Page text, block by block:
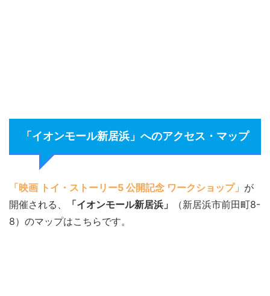
「イオンモール新居浜」へのアクセス・マップ
「映画 トイ・ストーリー5 公開記念 ワークショップ」 が
開催される、
「イオンモール新居浜」
（新居浜市前田町8-
8）のマップはこちらです。